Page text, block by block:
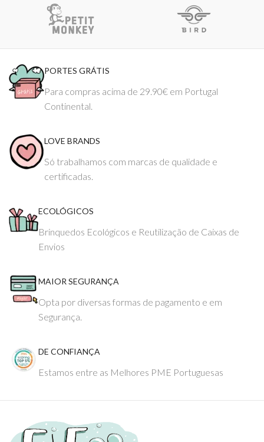
PORTES GRÁTIS
Para compras acima de 29.90€ em Portugal
Continental.
LOVE BRANDS
Só trabalhamos com marcas de qualidade e
certificadas.
ECOLÓGICOS
Brinquedos Ecológicos e Reutilização de Caixas de
Envios
MAIOR SEGURANÇA
Opta por diversas formas de pagamento e em
Segurança.
DE CONFIANÇA
Estamos entre as Melhores PME Portuguesas